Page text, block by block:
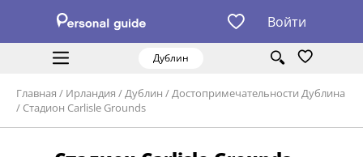
Войти
Дублин
Главная / Ирландия /Дублин /Достопримечательности Дублина
/ Стадион Carlisle Grounds